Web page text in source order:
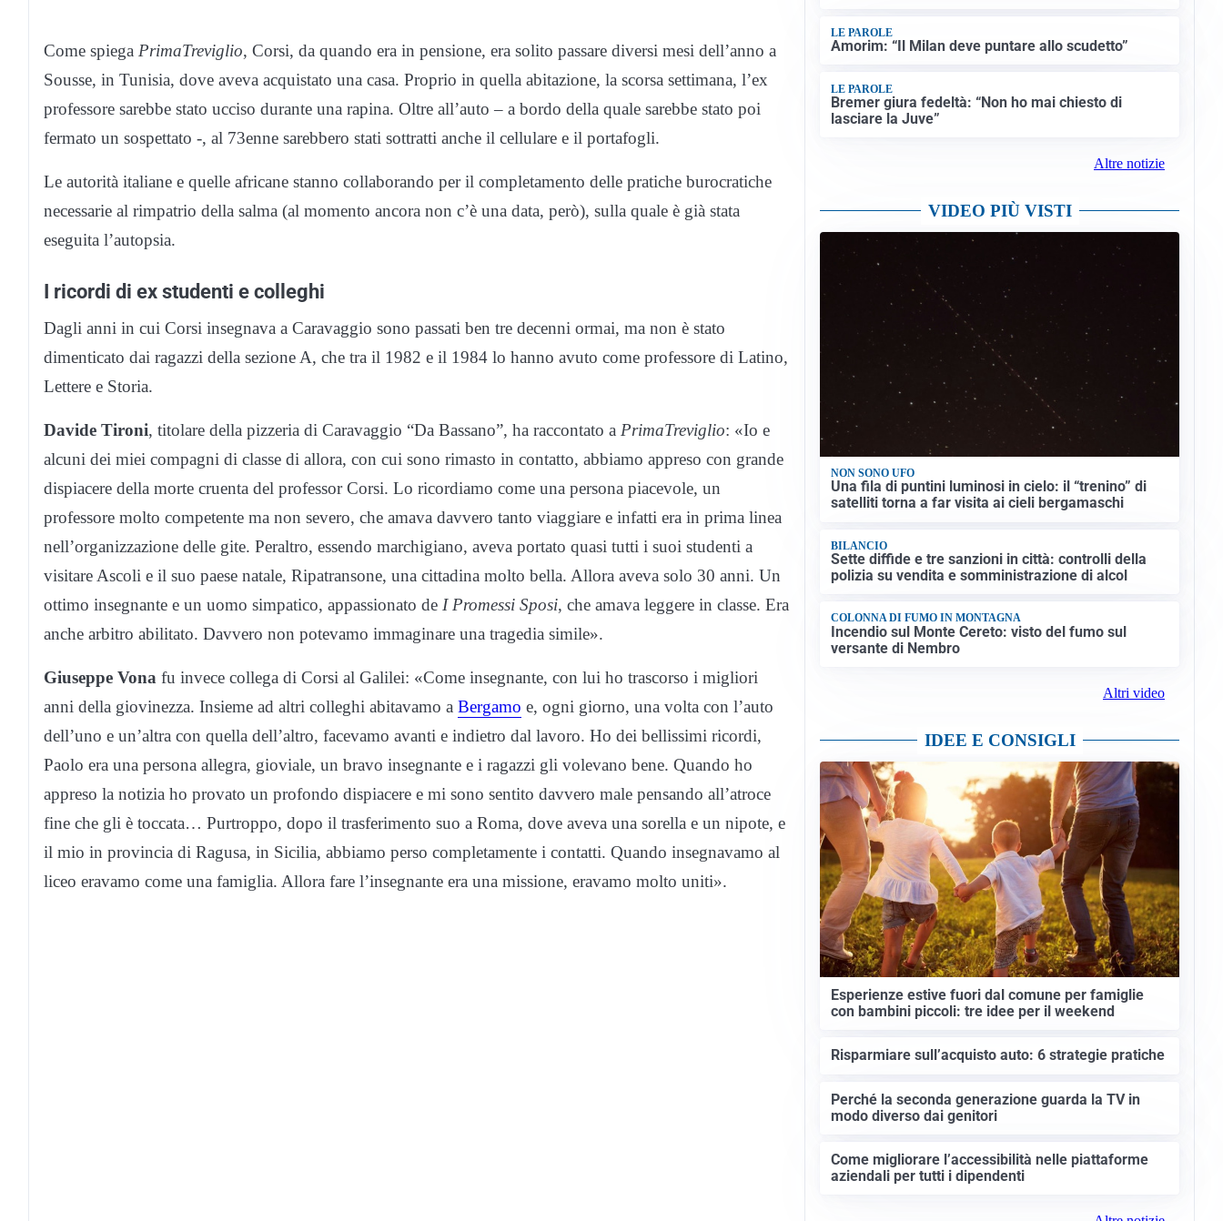
Come spiega PrimaTreviglio, Corsi, da quando era in pensione, era solito passare diversi mesi dell’anno a
Sousse, in Tunisia, dove aveva acquistato una casa. Proprio in quella abitazione, la scorsa settimana, l’ex
professore sarebbe stato ucciso durante una rapina. Oltre all’auto – a bordo della quale sarebbe stato poi
fermato un sospettato -, al 73enne sarebbero stati sottratti anche il cellulare e il portafogli.
Le autorità italiane e quelle africane stanno collaborando per il completamento delle pratiche burocratiche
necessarie al rimpatrio della salma (al momento ancora non c’è una data, però), sulla quale è già stata
eseguita l’autopsia.
I ricordi di ex studenti e colleghi
Dagli anni in cui Corsi insegnava a Caravaggio sono passati ben tre decenni ormai, ma non è stato
dimenticato dai ragazzi della sezione A, che tra il 1982 e il 1984 lo hanno avuto come professore di Latino,
Lettere e Storia.
Davide Tironi, titolare della pizzeria di Caravaggio “Da Bassano”, ha raccontato a PrimaTreviglio: «Io e
alcuni dei miei compagni di classe di allora, con cui sono rimasto in contatto, abbiamo appreso con grande
dispiacere della morte cruenta del professor Corsi. Lo ricordiamo come una persona piacevole, un
professore molto competente ma non severo, che amava davvero tanto viaggiare e infatti era in prima linea
nell’organizzazione delle gite. Peraltro, essendo marchigiano, aveva portato quasi tutti i suoi studenti a
visitare Ascoli e il suo paese natale, Ripatransone, una cittadina molto bella. Allora aveva solo 30 anni. Un
ottimo insegnante e un uomo simpatico, appassionato de I Promessi Sposi, che amava leggere in classe. Era
anche arbitro abilitato. Davvero non potevamo immaginare una tragedia simile».
Giuseppe Vona fu invece collega di Corsi al Galilei: «Come insegnante, con lui ho trascorso i migliori
anni della giovinezza. Insieme ad altri colleghi abitavamo a Bergamo e, ogni giorno, una volta con l’auto
dell’uno e un’altra con quella dell’altro, facevamo avanti e indietro dal lavoro. Ho dei bellissimi ricordi,
Paolo era una persona allegra, gioviale, un bravo insegnante e i ragazzi gli volevano bene. Quando ho
appreso la notizia ho provato un profondo dispiacere e mi sono sentito davvero male pensando all’atroce
fine che gli è toccata… Purtroppo, dopo il trasferimento suo a Roma, dove aveva una sorella e un nipote, e
il mio in provincia di Ragusa, in Sicilia, abbiamo perso completamente i contatti. Quando insegnavamo al
liceo eravamo come una famiglia. Allora fare l’insegnante era una missione, eravamo molto uniti».
LE PAROLE
Amorim: “Il Milan deve puntare allo scudetto”
LE PAROLE
Bremer giura fedeltà: “Non ho mai chiesto di
lasciare la Juve”
Altre notizie
VIDEO PIÙ VISTI
NON SONO UFO
Una fila di puntini luminosi in cielo: il “trenino” di
satelliti torna a far visita ai cieli bergamaschi
BILANCIO
Sette diffide e tre sanzioni in città: controlli della
polizia su vendita e somministrazione di alcol
COLONNA DI FUMO IN MONTAGNA
Incendio sul Monte Cereto: visto del fumo sul
versante di Nembro
Altri video
IDEE E CONSIGLI
Esperienze estive fuori dal comune per famiglie
con bambini piccoli: tre idee per il weekend
Risparmiare sull’acquisto auto: 6 strategie pratiche
Perché la seconda generazione guarda la TV in
modo diverso dai genitori
Come migliorare l’accessibilità nelle piattaforme
aziendali per tutti i dipendenti